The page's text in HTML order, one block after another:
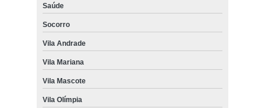
Saúde
Socorro
Vila Andrade
Vila Mariana
Vila Mascote
Vila Olímpia